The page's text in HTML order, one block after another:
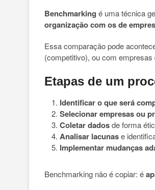
Benchmarking é uma técnica
organização com os de
Essa comparação pode
(competitivo), ou com
Etapas de um
Identificar o que será
Selecionar empresas ou
Coletar dadosde forma
Analisar lacunase
Implementar mudanças
Benchmarking não é copiar: é